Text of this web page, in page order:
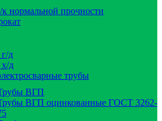
к нормальной прочности
д
д
трубы
ВГП
ВГП оцинкованные ГОСТ 3262-